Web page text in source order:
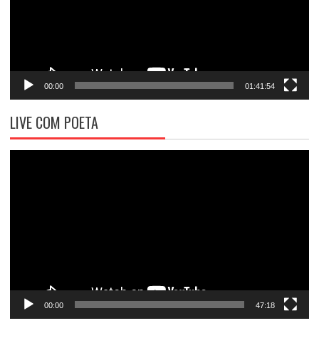
00:00 01:41:54
LIVE COM POETA
00:00 47:18